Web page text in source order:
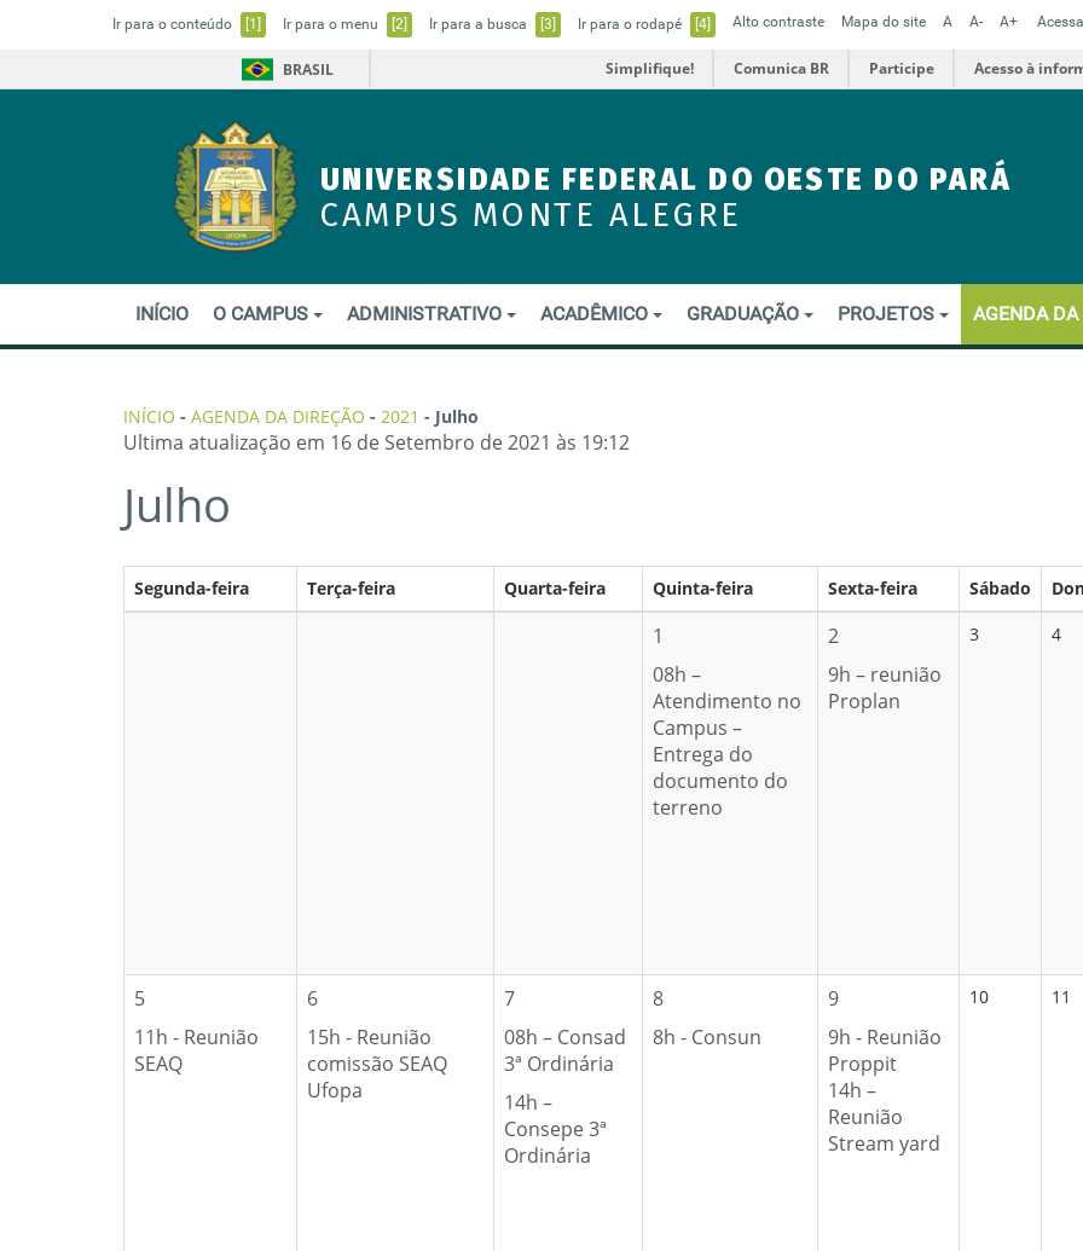
Ir para o conteúdo [1] Ir para o menu [2] Ir para a busca [3] Ir para o rodapé [4] Alto contraste Mapa do site A A- A+
BRASIL Simplifique! Comunica BR Participe Acesso à
UNIVERSIDADE FEDERAL DO OESTE DO PARÁ
CAMPUS MONTE ALEGRE
INÍCIO O CAMPUS ADMINISTRATIVO ACADÊMICO GRADUAÇÃO PROJETOS AGENDA DA
INÍCIO - AGENDA DA DIREÇÃO - 2021 - Julho
Ultima atualização em 16 de Setembro de 2021 às 19:12
Julho
Segunda-feira Terça-feira Quarta-feira Quinta-feira Sexta-feira Sábado
1
08h –
Atendimento no
Campus –
Entrega do
documento do
terreno
2
9h – reunião
Proplan
3 4
5
11h - Reunião
SEAQ
6
15h - Reunião
comissão SEAQ
Ufopa
7
08h – Consad
3ª Ordinária
14h –
Consepe 3ª
Ordinária
8
8h - Consun
9
9h - Reunião
Proppit
14h –
Reunião
Stream yard
10 11